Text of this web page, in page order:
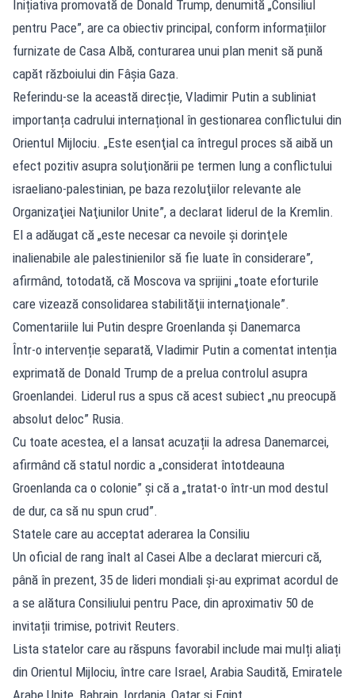
Inițiativa promovată de Donald Trump, denumită „Consiliul
pentru Pace”, are ca obiectiv principal, conform informațiilor
furnizate de Casa Albă, conturarea unui plan menit să pună
capăt războiului din Fâșia Gaza.
Referindu-se la această direcție, Vladimir Putin a subliniat
importanța cadrului internațional în gestionarea conflictului din
Orientul Mijlociu. „Este esenţial ca întregul proces să aibă un
efect pozitiv asupra soluţionării pe termen lung a conflictului
israeliano-palestinian, pe baza rezoluţiilor relevante ale
Organizaţiei Naţiunilor Unite”, a declarat liderul de la Kremlin.
El a adăugat că „este necesar ca nevoile şi dorinţele
inalienabile ale palestinienilor să fie luate în considerare”,
afirmând, totodată, că Moscova va sprijini „toate eforturile
care vizează consolidarea stabilităţii internaţionale”.
Comentariile lui Putin despre Groenlanda și Danemarca
Într-o intervenție separată, Vladimir Putin a comentat intenția
exprimată de Donald Trump de a prelua controlul asupra
Groenlandei. Liderul rus a spus că acest subiect „nu preocupă
absolut deloc” Rusia.
Cu toate acestea, el a lansat acuzații la adresa Danemarcei,
afirmând că statul nordic a „considerat întotdeauna
Groenlanda ca o colonie” și că a „tratat-o într-un mod destul
de dur, ca să nu spun crud”.
Statele care au acceptat aderarea la Consiliu
Un oficial de rang înalt al Casei Albe a declarat miercuri că,
până în prezent, 35 de lideri mondiali și-au exprimat acordul de
a se alătura Consiliului pentru Pace, din aproximativ 50 de
invitații trimise, potrivit Reuters.
Lista statelor care au răspuns favorabil include mai mulți aliați
din Orientul Mijlociu, între care Israel, Arabia Saudită, Emiratele
Arabe Unite, Bahrain, Iordania, Qatar și Egipt.